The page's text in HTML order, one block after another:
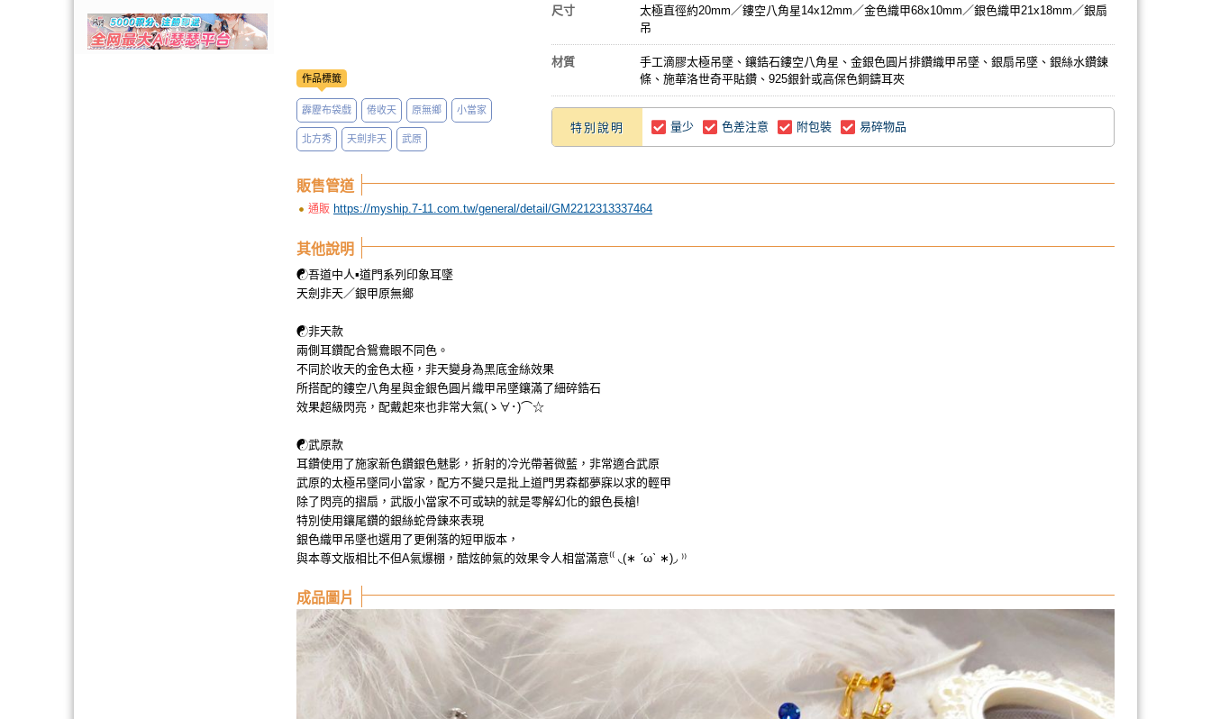
作品標籤
霹靂布袋戲 倦收天 原無鄉 小當家
北方秀 天劍非天 武原
尺寸
太極直徑約20mm／鏤空八角星14x12mm／金色織甲68x10mm／銀色織甲21x18mm／銀扇
吊
材質
手工滴膠太極吊墜、鑲鋯石鏤空八角星、金銀色圓片排鑽織甲吊墜、銀扇吊墜、銀絲水鑽鍊
條、施華洛世奇平貼鑽、925銀針或高保色銅鑄耳夾
特別說明 量少 色差注意 附包裝 易碎物品
販售管道
通販 https://myship.7-11.com.tw/general/detail/GM2212313337464
其他說明
☯吾道中人▪道門系列印象耳墜
天劍非天／銀甲原無鄉
☯非天款
兩側耳鑽配合鴛鴦眼不同色。
不同於收天的金色太極，非天變身為黑底金絲效果
所搭配的鏤空八角星與金銀色圓片織甲吊墜鑲滿了細碎鋯石
效果超級閃亮，配戴起來也非常大氣(ゝ∀･)⌒☆
☯武原款
耳鑽使用了施家新色鑽銀色魅影，折射的冷光帶著微藍，非常適合武原
武原的太極吊墜同小當家，配方不變只是批上道門男森都夢寐以求的輕甲
除了閃亮的摺扇，武版小當家不可或缺的就是零解幻化的銀色長槍!
特別使用鑲尾鑽的銀絲蛇骨鍊來表現
銀色織甲吊墜也選用了更俐落的短甲版本，
與本尊文版相比不但A氣爆棚，酷炫帥氣的效果令人相當滿意⁽⁽ ◟(∗ ˊωˋ ∗)◞ ⁾⁾
成品圖片